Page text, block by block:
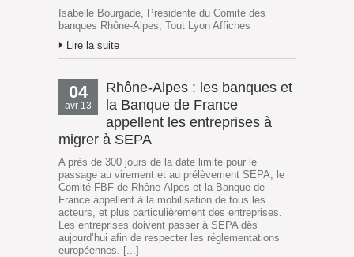
Isabelle Bourgade, Présidente du Comité des
banques Rhône-Alpes, Tout Lyon Affiches
Lire la suite
04
avr 13
Rhône-Alpes : les banques et
la Banque de France
appellent les entreprises à
migrer à SEPA
A près de 300 jours de la date limite pour le
passage au virement et au prélèvement SEPA, le
Comité FBF de Rhône-Alpes et la Banque de
France appellent à la mobilisation de tous les
acteurs, et plus particulièrement des entreprises.
Les entreprises doivent passer à SEPA dès
aujourd’hui afin de respecter les réglementations
européennes. [...]